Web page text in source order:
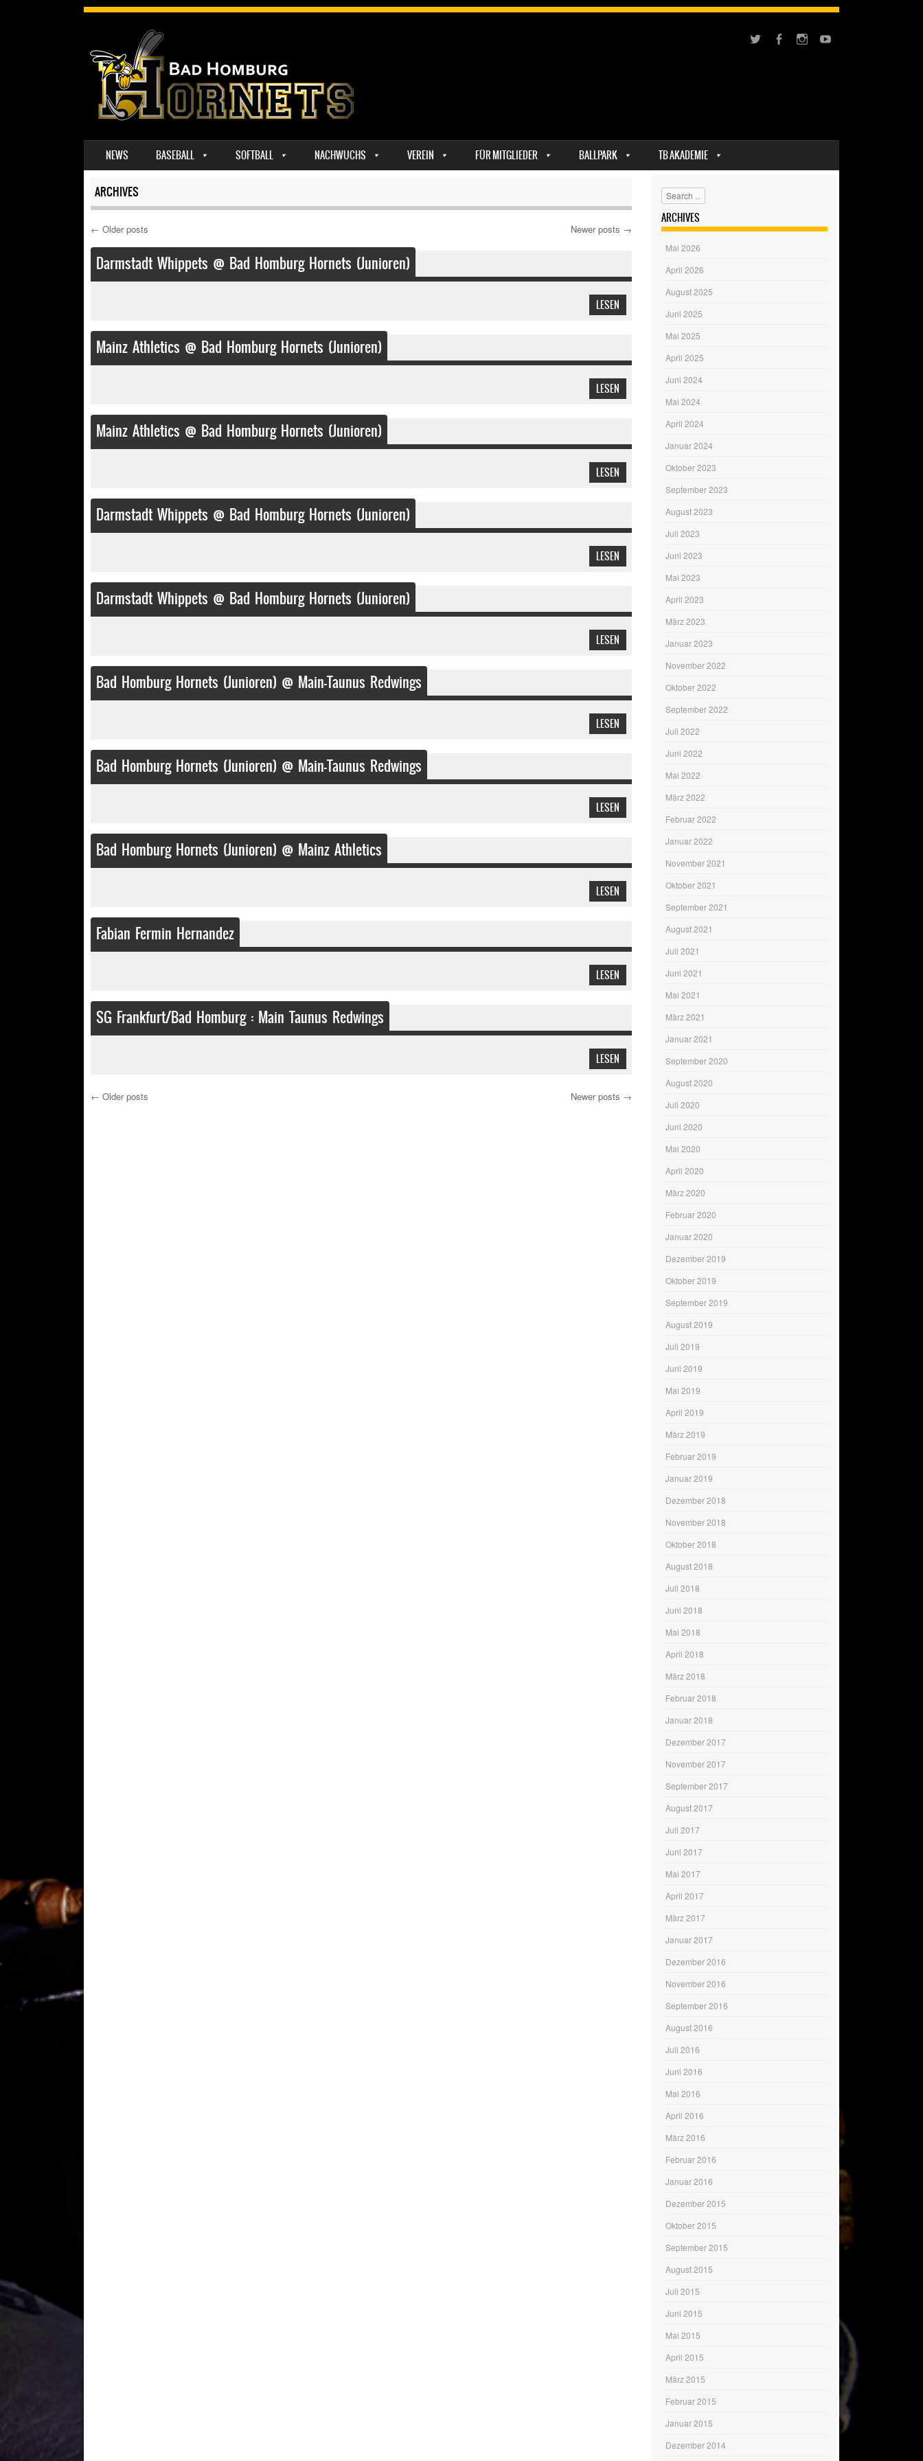
MENU
SKIP TO CONTENT
NEWS BASEBALL SOFTBALL NACHWUCHS VEREIN FÜR MITGLIEDER BALLPARK TB AKADEMIE
ARCHIVES
Post navigation
← Older posts Newer posts →
Darmstadt Whippets @ Bad Homburg Hornets (Junioren)
LESEN
Mainz Athletics @ Bad Homburg Hornets (Junioren)
LESEN
Mainz Athletics @ Bad Homburg Hornets (Junioren)
LESEN
Darmstadt Whippets @ Bad Homburg Hornets (Junioren)
LESEN
Darmstadt Whippets @ Bad Homburg Hornets (Junioren)
LESEN
Bad Homburg Hornets (Junioren) @ Main-Taunus Redwings
LESEN
Bad Homburg Hornets (Junioren) @ Main-Taunus Redwings
LESEN
Bad Homburg Hornets (Junioren) @ Mainz Athletics
LESEN
Fabian Fermin Hernandez
LESEN
SG Frankfurt/Bad Homburg : Main Taunus Redwings
LESEN
← Older posts Newer posts →
Search
ARCHIVES
Mai 2026
April 2026
August 2025
Juni 2025
Mai 2025
April 2025
Juni 2024
Mai 2024
April 2024
Januar 2024
Oktober 2023
September 2023
August 2023
Juli 2023
Juni 2023
Mai 2023
April 2023
März 2023
Januar 2023
November 2022
Oktober 2022
September 2022
Juli 2022
Juni 2022
Mai 2022
März 2022
Februar 2022
Januar 2022
November 2021
Oktober 2021
September 2021
August 2021
Juli 2021
Juni 2021
Mai 2021
März 2021
Januar 2021
September 2020
August 2020
Juli 2020
Juni 2020
Mai 2020
April 2020
März 2020
Februar 2020
Januar 2020
Dezember 2019
Oktober 2019
September 2019
August 2019
Juli 2019
Juni 2019
Mai 2019
April 2019
März 2019
Februar 2019
Januar 2019
Dezember 2018
November 2018
Oktober 2018
August 2018
Juli 2018
Juni 2018
Mai 2018
April 2018
März 2018
Februar 2018
Januar 2018
Dezember 2017
November 2017
September 2017
August 2017
Juli 2017
Juni 2017
Mai 2017
April 2017
März 2017
Januar 2017
Dezember 2016
November 2016
September 2016
August 2016
Juli 2016
Juni 2016
Mai 2016
April 2016
März 2016
Februar 2016
Januar 2016
Dezember 2015
Oktober 2015
September 2015
August 2015
Juli 2015
Juni 2015
Mai 2015
April 2015
März 2015
Februar 2015
Januar 2015
Dezember 2014